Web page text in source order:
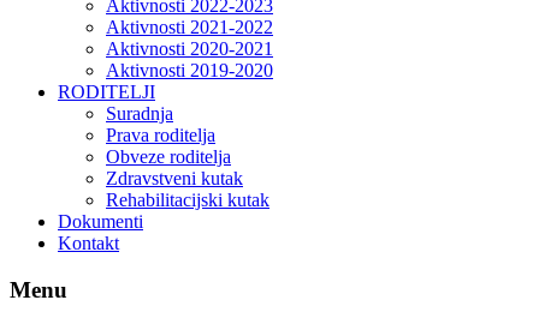
Aktivnosti 2022-2023
Aktivnosti 2021-2022
Aktivnosti 2020-2021
Aktivnosti 2019-2020
RODITELJI
Suradnja
Prava roditelja
Obveze roditelja
Zdravstveni kutak
Rehabilitacijski kutak
Dokumenti
Kontakt
Menu